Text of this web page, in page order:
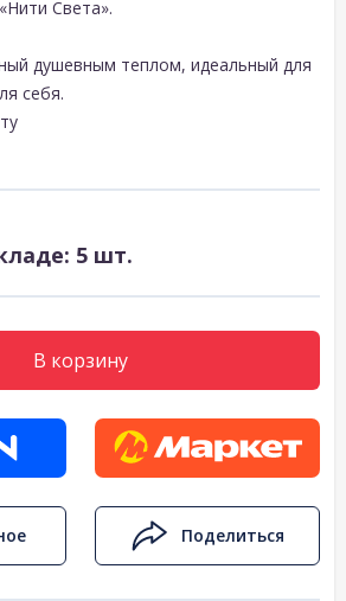
Света».
душевным теплом, идеальный для
себя.
5 шт.
В корзину
Поделиться